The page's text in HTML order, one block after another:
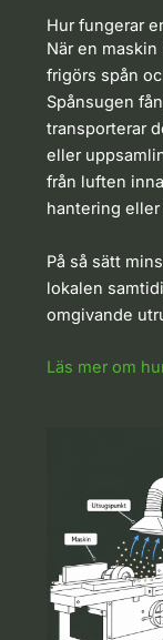
Hur fungerar
När en
frigörs spån
Spånsugen
transporterar
eller
från luften
hantering
På så sätt
lokalen
omgivande
Läs mer om